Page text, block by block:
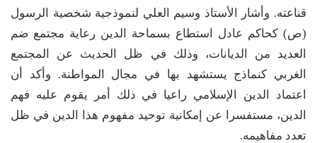
قناعته. وأشار الأستاذ وسيم العلي لنموذجية شخصية الرسول
(ص) كحاكم عادل استطاع بسماحة الدين رعاية مجتمع ضم
العديد من الديانات، وذلك في ظل الحديث عن المجتمع
الغربي كنماذج يستشهد بها في مجال المواطنة. وأكد أن
اعتماد الدين الإسلامي راعيا في ذلك أمر يقوم عليه فهم
الدين، مستفسرا عن إمكانية توحيد مفهوم هذا الدين في ظل
تعدد مفاهيمه.